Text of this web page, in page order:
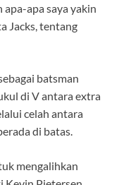
apa saya yakin
Jacks, tentang
batsman
di V antara extra
celah antara
di batas.